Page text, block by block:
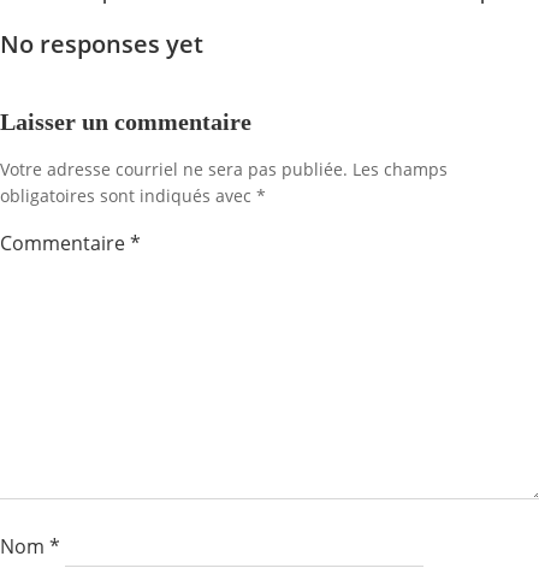
de
l'article
No responses yet
Laisser un commentaire
Votre adresse courriel ne sera pas publiée. Les champs
obligatoires sont indiqués avec *
Commentaire*
Nom *